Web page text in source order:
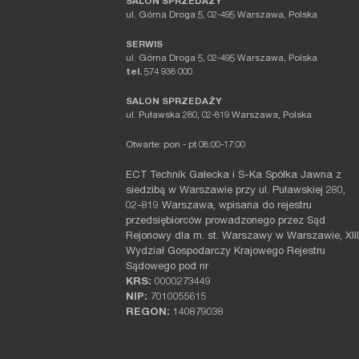
SALON SPRZEDAŻY
ul. Górna Droga 5, 02-495 Warszawa, Polska
SERWIS
ul. Górna Droga 5, 02-495 Warszawa, Polska
tel. 574 938 000
SALON SPRZEDAŻY
ul. Puławska 280, 02-819 Warszawa, Polska
Otwarte: pon - pt 08:00-17:00
ECT Technik Gałecka i S-Ka Spółka Jawna z
siedzibą w Warszawie przy ul. Puławskiej 280,
02-819 Warszawa, wpisana do rejestru
przedsiębiorców prowadzonego przez Sąd
Rejonowy dla m. st. Warszawy w Warszawie, XIII
Wydział Gospodarczy Krajowego Rejestru
Sądowego pod nr
KRS: 0000273449
NIP: 7010055615
REGON: 140879038